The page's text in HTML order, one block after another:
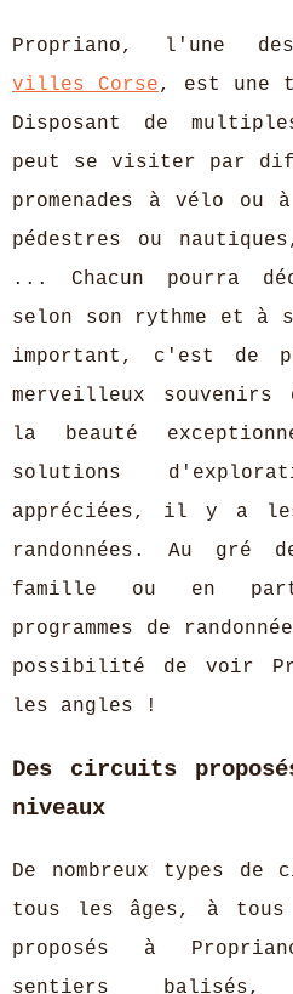
Propriano, l'une
villes Corse, est une
Disposant de
peut se visiter par
promenades à vélo ou
pédestres ou
... Chacun pourra
selon son rythme et à
important, c'est de
merveilleux
la beauté
solutions
appréciées, il y a
randonnées. Au gré
famille ou en
programmes de
possibilité de voir
les angles !
Des circuits
niveaux
De nombreux types
tous les âges, à tous
proposés à
sentiers